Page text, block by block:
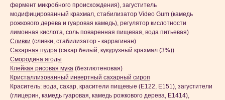
фермент микробного происхождения), загуститель
модифицированный крахмал, стабилизатор Video Gum (камедь
рожкового дерева и гуаровая камедь), регулятор кислотности
лимонная кислота, соль поваренная пищевая, вода питьевая)
Сливки (сливки, стабилизатор - каррагинан)
Сахарная пудра (сахар белый, кукурузный крахмал (3%))
Смородина ягоды
Клейкая рисовая мука (безглютеновая)
Кристаллизованный инвертный сахарный сироп
Краситель: вода, сахар, красители пищевые (Е122, Е151), загустители
(глицерин, камедь гуаровая, камедь рожкового дерева, Е1414),